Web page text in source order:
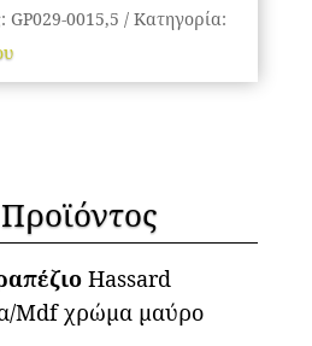
GP029-0015,5
Κατηγορία:
Hassard
Mdf χρώμα μαύρο